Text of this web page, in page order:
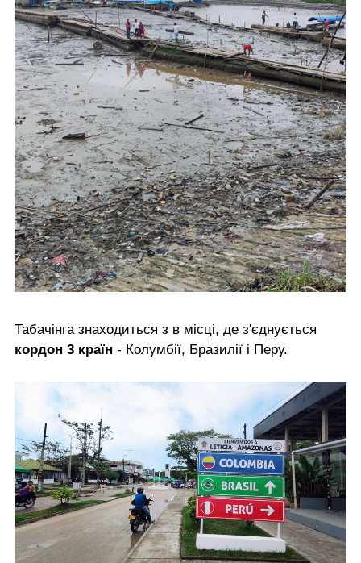
Табачінга знаходиться з в місці, де з'єднується
кордон 3 країн - Колумбії, Бразилії і Перу.